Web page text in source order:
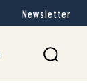
Newsletter